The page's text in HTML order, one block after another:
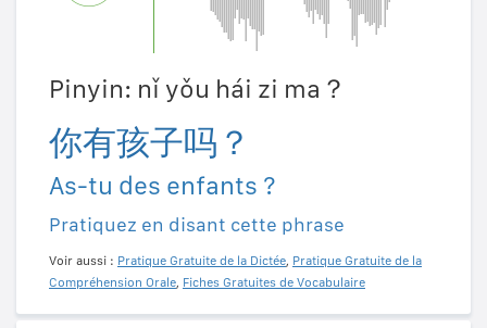
Pinyin: nǐ yǒu hái zi ma？
你有孩子吗？
As-tu des enfants ?
Pratiquez en disant cette phrase
Voir aussi : Pratique Gratuite de la Dictée, Pratique Gratuite de la
Compréhension Orale, Fiches Gratuites de Vocabulaire